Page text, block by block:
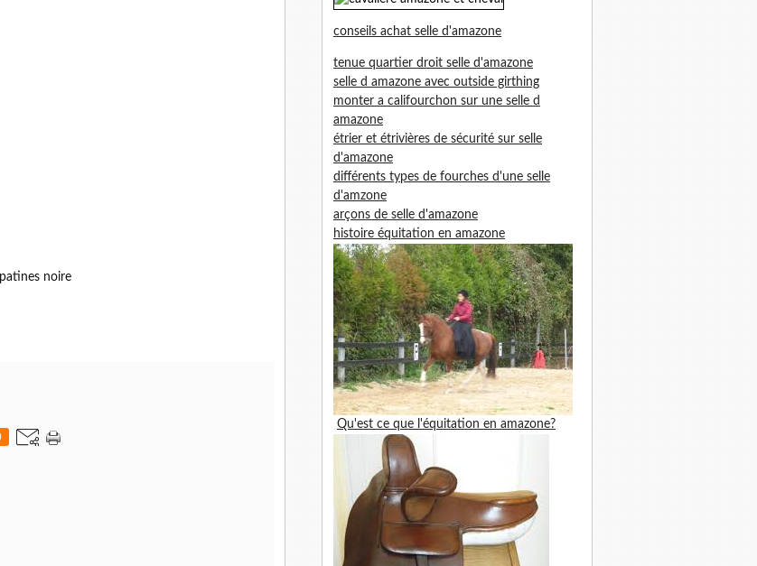
noire
conseils achat selle d'amazone
tenue quartier droit selle d'amazone
selle d amazone avec outside girthing
monter a califourchon sur une selle d
amazone
étrier et étrivières de sécurité sur selle
d'amazone
différents types de fourches d'une selle
d'amzone
arçons de selle d'amazone
histoire équitation en amazone
Qu'est ce que l'équitation en amazone?